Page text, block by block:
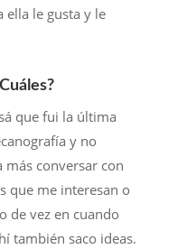
ella le gusta y le
que fui la última
y no
más conversar con
que me interesan o
de vez en cuando
también saco ideas.